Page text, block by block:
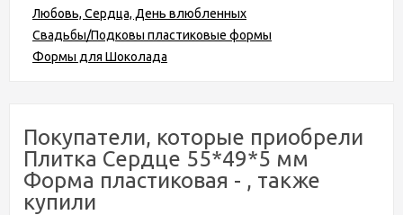
Любовь, Сердца, День влюбленных
Свадьбы/Подковы пластиковые формы
Формы для Шоколада
Покупатели, которые приобрели
Плитка Сердце 55*49*5 мм
Форма пластиковая - , также
купили